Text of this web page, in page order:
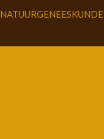
NATUURGENEESKUNDE